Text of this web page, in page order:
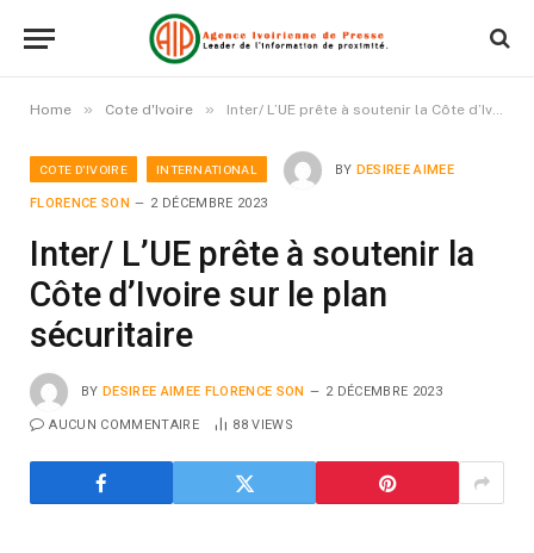
Home » Cote d'Ivoire » Inter/ L’UE prête à soutenir la Côte d’Ivoire sur le plan sécuritaire
COTE D'IVOIRE INTERNATIONAL BY DESIREE AIMEE
FLORENCE SON 2 DÉCEMBRE 2023
Inter/ L’UE prête à soutenir la
Côte d’Ivoire sur le plan
sécuritaire
BY DESIREE AIMEE FLORENCE SON 2 DÉCEMBRE 2023
AUCUN COMMENTAIRE 88VIEWS